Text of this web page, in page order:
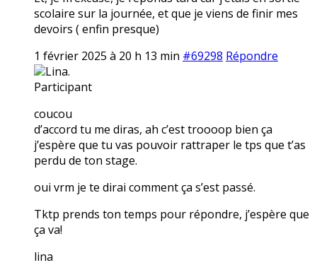
scolaire sur la journée, et que je viens de finir mes
devoirs ( enfin presque)
1 février 2025 à 20 h 13 min #69298 Répondre
Lina.
Participant
coucou
d’accord tu me diras, ah c’est troooop bien ça
j’espère que tu vas pouvoir rattraper le tps que t’as
perdu de ton stage.
oui vrm je te dirai comment ça s’est passé.
Tktp prends ton temps pour répondre, j’espère que
ça va!
lina